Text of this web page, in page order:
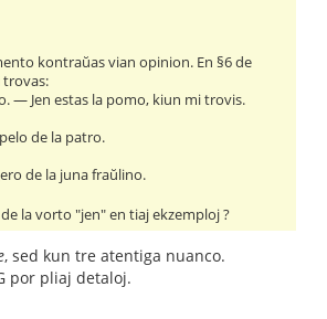
kontraŭas vian opinion. En §6 de
trovas:
― Jen estas la pomo, kiun mi trovis.
de la patro.
de la juna fraŭlino.
la vorto "jen" en tiaj ekzemploj ?
, sed kun tre atentiga nuanco.
por pliaj detaloj.